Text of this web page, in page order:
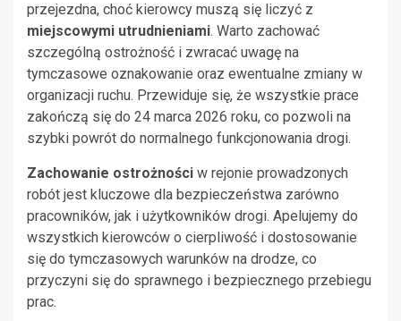
przejezdna, choć kierowcy muszą się liczyć z
miejscowymi utrudnieniami. Warto zachować
szczególną ostrożność i zwracać uwagę na
tymczasowe oznakowanie oraz ewentualne zmiany w
organizacji ruchu. Przewiduje się, że wszystkie prace
zakończą się do 24 marca 2026 roku, co pozwoli na
szybki powrót do normalnego funkcjonowania drogi.
Zachowanie ostrożności w rejonie prowadzonych
robót jest kluczowe dla bezpieczeństwa zarówno
pracowników, jak i użytkowników drogi. Apelujemy do
wszystkich kierowców o cierpliwość i dostosowanie
się do tymczasowych warunków na drodze, co
przyczyni się do sprawnego i bezpiecznego przebiegu
prac.